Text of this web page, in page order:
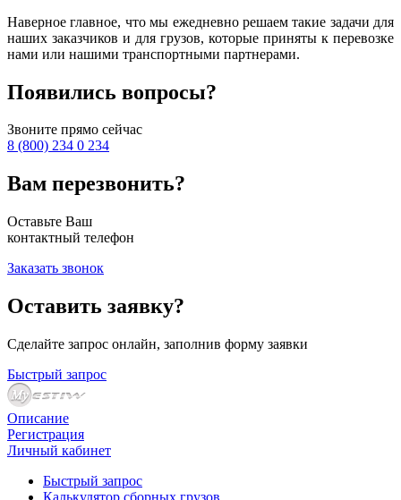
Наверное главное, что мы ежедневно решаем такие задачи для
наших заказчиков и для грузов, которые приняты к перевозке
нами или нашими транспортными партнерами.
Появились вопросы?
Звоните прямо сейчас
8 (800) 234 0 234
Вам перезвонить?
Оставьте Ваш
контактный телефон
Заказать звонок
Оставить заявку?
Сделайте запрос онлайн, заполнив форму заявки
Быстрый запрос
Описание
Регистрация
Личный кабинет
Быстрый запрос
Калькулятор сборных грузов